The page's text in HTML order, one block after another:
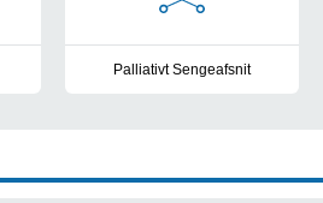
Palliativt Sengeafsnit